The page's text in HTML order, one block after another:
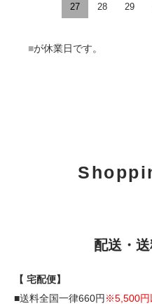
27 28 29
■が休業日です。
配送・
【 宅配便】
■送料全国一律660円 ※5,500円